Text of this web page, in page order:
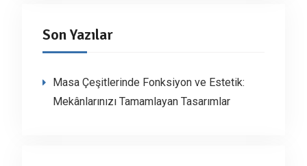
Son Yazılar
Masa Çeşitlerinde Fonksiyon ve Estetik:
Mekânlarınızı Tamamlayan Tasarımlar